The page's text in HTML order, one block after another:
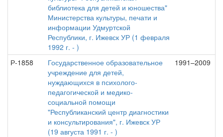
библиотека для детей и юношества"
Министерства культуры, печати и
информации Удмуртской
Республики, г. Ижевск УР (1 февраля
1992 г. - )
Р-1858
Государственное образовательное
учреждение для детей,
нуждающихся в психолого-
педагогической и медико-
социальной помощи
"Республиканский центр диагностики
и консультирования", г. Ижевск УР
(19 августа 1991 г. - )
1991–2009